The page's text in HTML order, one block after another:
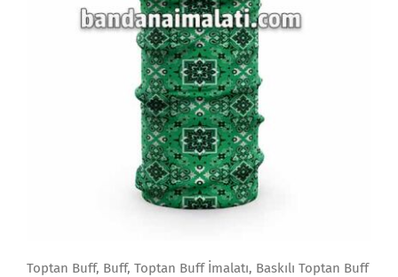
Toptan Buff, Buff, Toptan Buff İmalatı, Baskılı Toptan Buff